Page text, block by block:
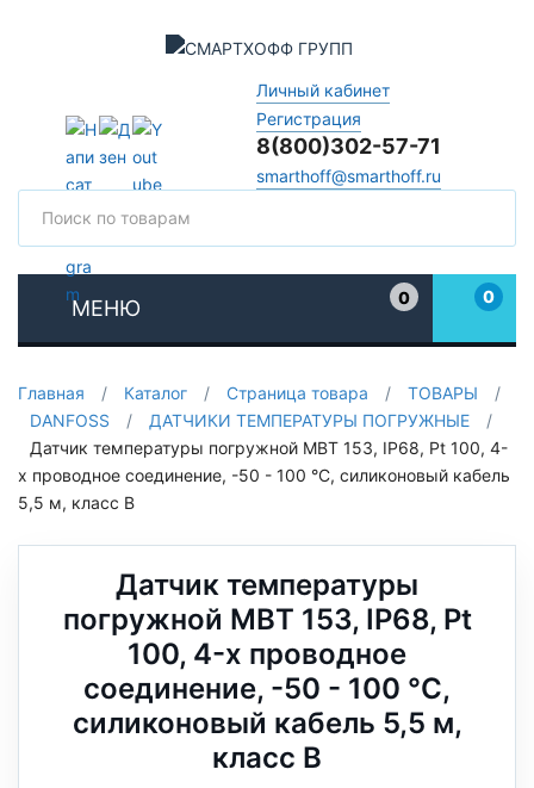
Личный кабинет
Регистрация
8(800)302-57-71
smarthoff@smarthoff.ru
МЕНЮ
0
0
Главная / Каталог / Страница товара / ТОВАРЫ
/
DANFOSS
/ ДАТЧИКИ ТЕМПЕРАТУРЫ ПОГРУЖНЫЕ
/
Датчик температуры погружной MBT 153, IP68, Pt 100, 4-
х проводное соединение, -50 - 100 °C, силиконовый кабель
5,5 м, класс В
Датчик температуры
погружной MBT 153, IP68, Pt
100, 4-х проводное
соединение, -50 - 100 °C,
силиконовый кабель 5,5 м,
класс В